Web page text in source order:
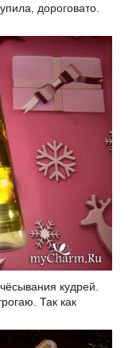
дороговато.
кудрей.
Так как